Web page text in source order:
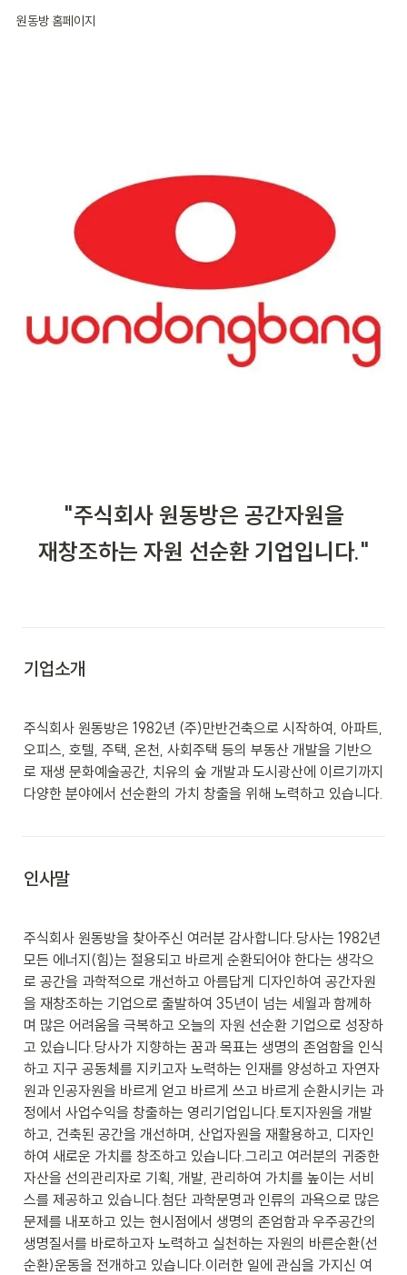
원동방 홈페이지
"주식회사 원동방은 공간자원을
재창조하는 자원 선순환 기업입니다."
기업소개
주식회사 원동방은 1982년 (주)만반건축으로 시작하여, 아파트,
오피스, 호텔, 주택, 온천, 사회주택 등의 부동산 개발을 기반으
로 재생 문화예술공간, 치유의 숲 개발과 도시광산에 이르기까지
다양한 분야에서 선순환의 가치 창출을 위해 노력하고 있습니다.
인사말
주식회사 원동방을 찾아주신 여러분 감사합니다.당사는 1982년
모든 에너지(힘)는 절용되고 바르게 순환되어야 한다는 생각으
로 공간을 과학적으로 개선하고 아름답게 디자인하여 공간자원
을 재창조하는 기업으로 출발하여 35년이 넘는 세월과 함께하
며 많은 어려움을 극복하고 오늘의 자원 선순환 기업으로 성장하
고 있습니다.당사가 지향하는 꿈과 목표는 생명의 존엄함을 인식
하고 지구 공동체를 지키고자 노력하는 인재를 양성하고 자연자
원과 인공자원을 바르게 얻고 바르게 쓰고 바르게 순환시키는 과
정에서 사업수익을 창출하는 영리기업입니다.토지자원을 개발
하고, 건축된 공간을 개선하며, 산업자원을 재활용하고, 디자인
하여 새로운 가치를 창조하고 있습니다.그리고 여러분의 귀중한
자산을 선의관리자로 기획, 개발, 관리하여 가치를 높이는 서비
스를 제공하고 있습니다.첨단 과학문명과 인류의 과욕으로 많은
문제를 내포하고 있는 현시점에서 생명의 존엄함과 우주공간의
생명질서를 바로하고자 노력하고 실천하는 자원의 바른순환(선
순환)운동을 전개하고 있습니다.이러한 일에 관심을 가지신 여